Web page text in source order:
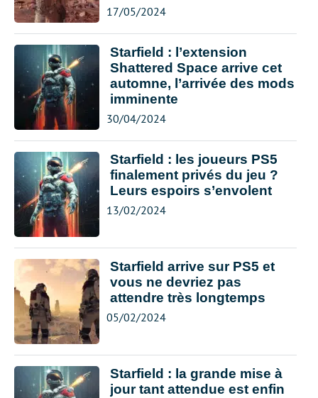
17/05/2024
Starfield : l’extension
Shattered Space arrive cet
automne, l’arrivée des mods
imminente
30/04/2024
Starfield : les joueurs PS5
finalement privés du jeu ?
Leurs espoirs s’envolent
13/02/2024
Starfield arrive sur PS5 et
vous ne devriez pas
attendre très longtemps
05/02/2024
Starfield : la grande mise à
jour tant attendue est enfin